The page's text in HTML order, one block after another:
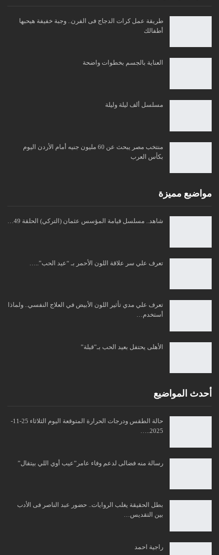
طريقة عمل كرات الدجاج فى الفرن.. وجبة خفيفة هيحبها
أطفالك
العناية بالجسم بخطوات واضحة
مسلسل ألف ليلة وليلة
منتخب مصر يبحث عن 60 مليون جنيه أمام الأردن اليوم
بكأس العرب
مواضبع مميزة
شاهد.. مسلسل قيامة المؤسس عثمان (التركي) الحلقة 49…
تعرف علي سر علاقة اللون الأحمر بـ “عيد الحب”..…
تعرف علي مدي تأثير اللون الأبيض في العلاج النفسي.. ولماذا
أستخدم…
الأهلى يحتفل بعيد الحب بـ”قبلة”
أحدث المواضيع
حالة الطقس ودرجات الحرارة المتوقعة اليوم الثلاثاء 25-11-
2025..…
رسالة منه فضالى لدعم وفاء عامر”عيب أوي اللي بيتقال”
بطل الحقيقة يغلب الروايات.. حضور عبد الناصر فى الأدب
بين التقديس…
راجية احمد